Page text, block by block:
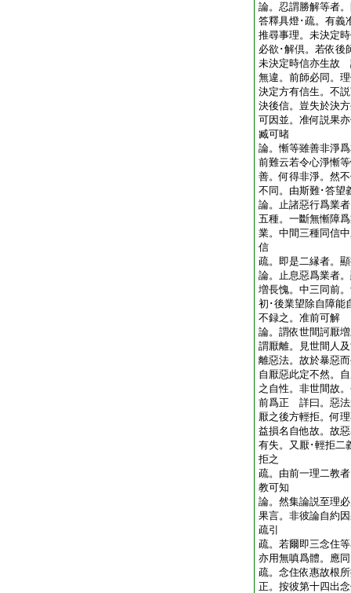
論。忍謂勝解等者
答釋具燈･疏。有義
推尋事理。未決定
必欲･解倶。若依後
未決定時信亦生故
無違。前師必同。
決定方有信生。不
決後信。豈失於決
可因並。准何説果
臧可暏
論。慚等雖善非淨
前難云若令心淨慚
善。何得非淨。然
不同。由斯難･答
論。止諸惡行爲業
五種。一斷無慚障
業。中間三種同信
信
疏。即是二縁者。
論。止息惡爲業者
増長愧。中三同前
初･後業望除自障能
不録之。准前可解
論。謂依世間訶厭
謂厭離。見世間人
離惡法。故於暴惡
自厭惡此定不然。
之自性。非世間故
前爲正 詳曰。惡法
厭之後方輕拒。何
益損名自他故。故
有失。又厭･輕拒二
拒之
疏。由前一理二教
教可知
論。然集論説至理
果言。非彼論自約
疏引
疏。若爾即三念住
亦用無嗔爲體。應
疏。念住依惠故根
正。按彼第十四出